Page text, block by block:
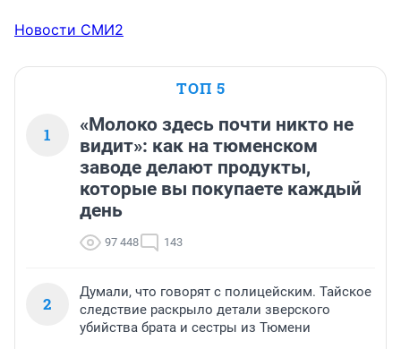
Новости СМИ2
ТОП 5
1
«Молоко здесь почти никто не
видит»: как на тюменском
заводе делают продукты,
которые вы покупаете каждый
день
97 448 143
2
Думали, что говорят с полицейским. Тайское
следствие раскрыло детали зверского
убийства брата и сестры из Тюмени